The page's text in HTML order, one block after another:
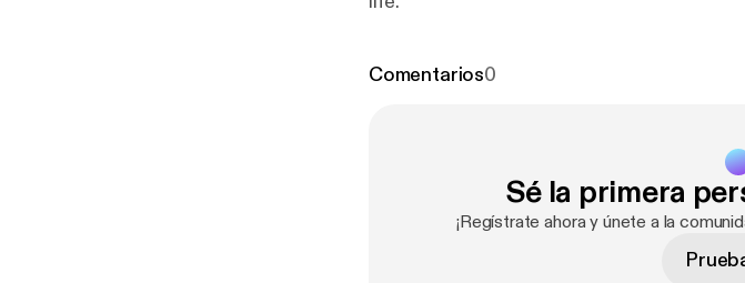
Comentarios0
Sé la primera
¡Regístrate ahora y únete a la